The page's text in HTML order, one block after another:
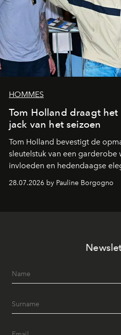
HOMMES
Tom Holland draagt
jack van het seizoen
Tom Holland bevestigt de
sleutelstuk van een garderobe
invloeden en hedendaagse
samenkomen.
28.07.2026 by Pauline Borgogno